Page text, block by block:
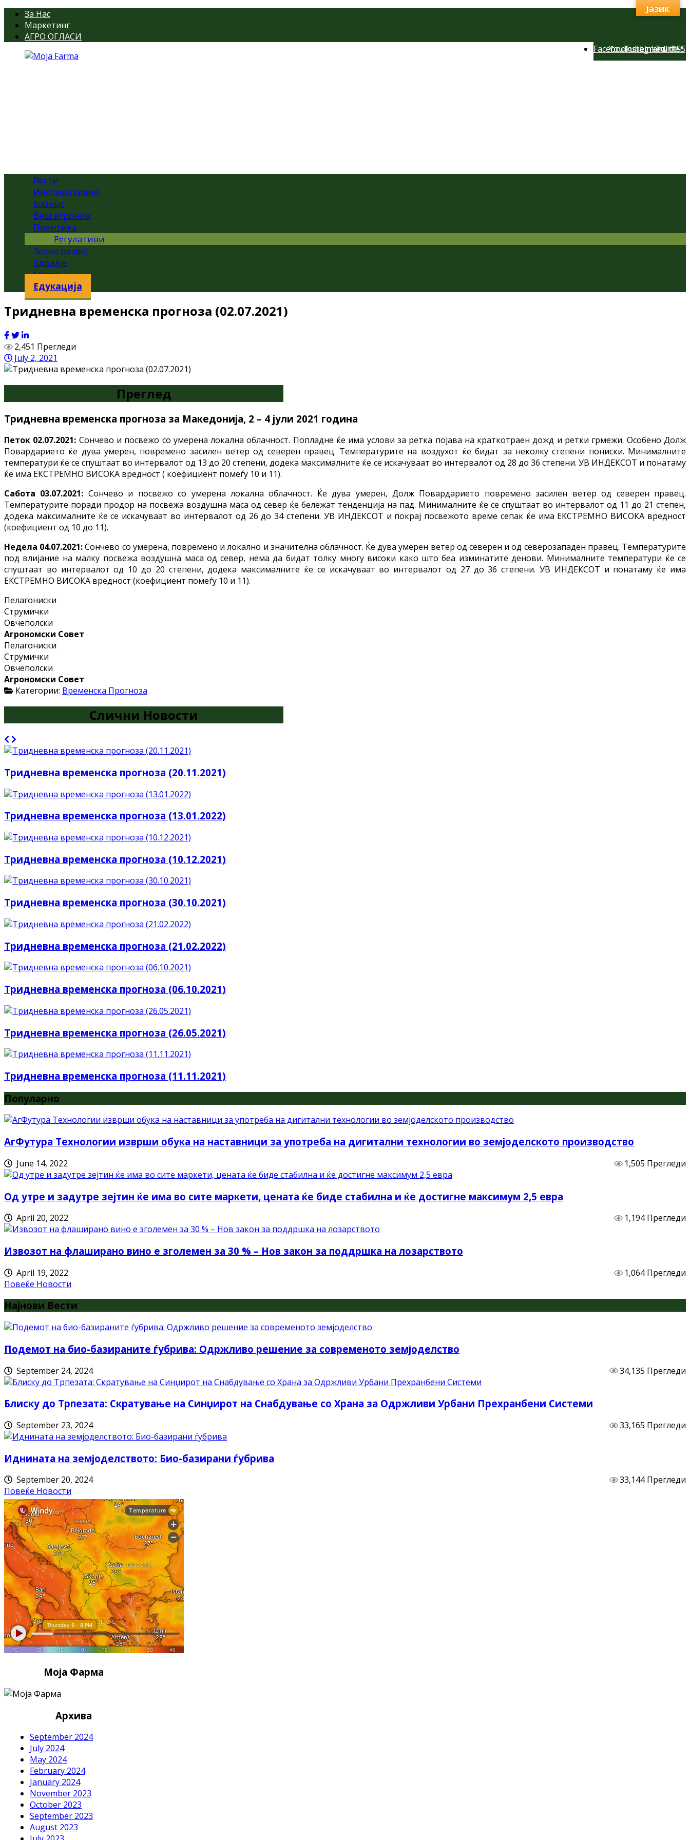
За Нас
Маркетинг
АГРО ОГЛАСИ
RSS
Twitter
LinkedIn
Instagram
YouTube
Facebook
Вести
Инспиративно
Бизнис
Ваш агроном
Политика
Регулативи
Зелен развој
Здравје
Метео
Едукација
Тридневна временска прогноза (02.07.2021)
2,451 Прегледи
July 2, 2021
Преглед
Тридневна временска прогноза за Македонија, 2 – 4 јули 2021 година
Петок 02.07.2021: Сончево и посвежо со умерена локална облачност. Попладне ќе има услови за ретка појава на краткотраен дожд и ретки грмежи. Особено Долж
Повардарието ќе дува умерен, повремено засилен ветер од северен правец. Температурите на воздухот ќе бидат за неколку степени пониски. Минималните
температури ќе се спуштаат во интервалот од 13 до 20 степени, додека максималните ќе се искачуваат во интервалот од 28 до 36 степени. УВ ИНДЕКСОТ и понатаму
ќе има ЕКСТРЕМНО ВИСОКА вредност ( коефициент помеѓу 10 и 11).
Сабота 03.07.2021: Сончево и посвежо со умерена локална облачност. Ќе дува умерен, Долж Повардарието повремено засилен ветер од северен правец.
Температурите поради продор на посвежа воздушна маса од север ќе бележат тенденција на пад. Минималните ќе се спуштаат во интервалот од 11 до 21 степен,
додека максималните ќе се искачуваат во интервалот од 26 до 34 степени. УВ ИНДЕКСОТ и покрај посвежото време сепак ќе има ЕКСТРЕМНО ВИСОКА вредност
(коефициент од 10 до 11).
Недела 04.07.2021:Сончево со умерена, повремено и локално и значителна облачност. Ќе дува умерен ветер од северен и од северозападен правец. Температурите
под влијание на малку посвежа воздушна маса од север, нема да бидат толку многу високи како што беа изминатите денови. Минималните температури ќе се
спуштаат во интервалот од 10 до 20 степени, додека максималните ќе се искачуваат во интервалот од 27 до 36 степени. УВ ИНДЕКСОТ и понатаму ќе има
ЕКСТРЕМНО ВИСОКА вредност (коефициент помеѓу 10 и 11).
Пелагониски
Струмички
Овчеполски
Агрономски Совет
Пелагониски
Струмички
Овчеполски
Агрономски Совет
Категории: Временска Прогноза
Слични Новости
Тридневна временска прогноза (20.11.2021)
Тридневна временска прогноза (13.01.2022)
Тридневна временска прогноза (10.12.2021)
Тридневна временска прогноза (30.10.2021)
Тридневна временска прогноза (21.02.2022)
Тридневна временска прогноза (06.10.2021)
Тридневна временска прогноза (26.05.2021)
Тридневна временска прогноза (11.11.2021)
Популарно
АгФутура Технологии изврши обука на наставници за употреба на дигитални технологии во земјоделското производство
June 14, 2022 1,505 Прегледи
Од утре и задутре зејтин ќе има во сите маркети, цената ќе биде стабилна и ќе достигне максимум 2,5 евра
April 20, 2022 1,194 Прегледи
Извозот на флаширано вино е зголемен за 30 % – Нов закон за поддршка на лозарството
April 19, 2022
1,064 Прегледи
Повеќе Новости
Најнови Вести
Подемот на био-базираните ѓубрива: Одржливо решение за современото земјоделство
September 24, 2024 34,135 Прегледи
Блиску до Трпезата: Скратување на Синџирот на Снабдување со Храна за Одржливи Урбани Прехранбени Системи
September 23, 2024 33,165 Прегледи
Иднината на земјоделството: Био-базирани ѓубрива
September 20, 2024
33,144 Прегледи
Повеќе Новости
Моја Фарма
Архива
September 2024
July 2024
May 2024
February 2024
January 2024
November 2023
October 2023
September 2023
August 2023
Јазик